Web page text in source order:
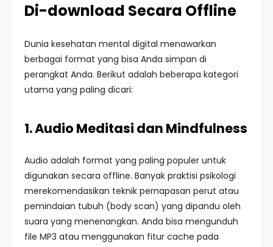
Di-download Secara Offline
Dunia kesehatan mental digital menawarkan
berbagai format yang bisa Anda simpan di
perangkat Anda. Berikut adalah beberapa kategori
utama yang paling dicari:
1. Audio Meditasi dan Mindfulness
Audio adalah format yang paling populer untuk
digunakan secara offline. Banyak praktisi psikologi
merekomendasikan teknik pernapasan perut atau
pemindaian tubuh (body scan) yang dipandu oleh
suara yang menenangkan. Anda bisa mengunduh
file MP3 atau menggunakan fitur cache pada